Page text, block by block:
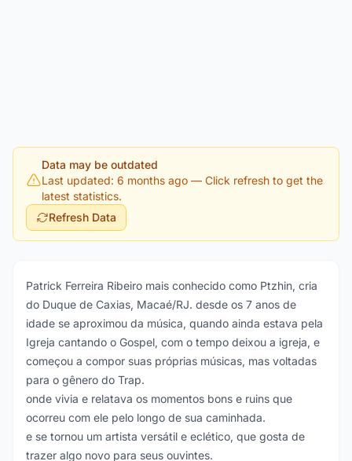
Data may be outdated
Last updated: 6 months ago — Click refresh to get the
latest statistics.
Refresh Data
Patrick Ferreira Ribeiro mais conhecido como Ptzhin, cria
do Duque de Caxias, Macaé/RJ. desde os 7 anos de
idade se aproximou da música, quando ainda estava pela
Igreja cantando o Gospel, com o tempo deixou a igreja, e
começou a compor suas próprias músicas, mas voltadas
para o gênero do Trap.
onde vivia e relatava os momentos bons e ruins que
ocorreu com ele pelo longo de sua caminhada.
e se tornou um artista versátil e eclético, que gosta de
trazer algo novo para seus ouvintes.